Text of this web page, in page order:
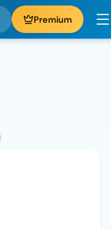
Premium